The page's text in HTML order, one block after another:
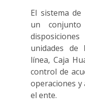
El sistema
un
unidades de
línea, Caja
control de
operaciones y
el ente.